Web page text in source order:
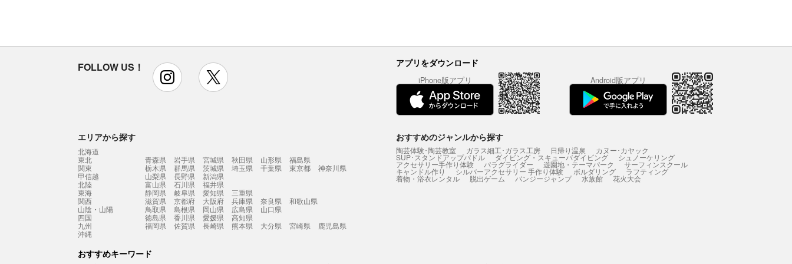
FOLLOW US！ instagram アプリをダウンロード
iPhone版アプリ Android版アプリ
エリアから探す
北海道
東北
青森県 岩手県 宮城県 秋田県 山形県
福島県
関東
栃木県 群馬県 茨城県 埼玉県 千葉県 東京都
神奈川県
甲信越
山梨県 長野県
新潟県
北陸
富山県 石川県
福井県
東海
静岡県 岐阜県 愛知県
三重県
関西
滋賀県 京都府 大阪府 兵庫県 奈良県
和歌山県
山陰・山陽
鳥取県 島根県 岡山県 広島県
山口県
四国
徳島県 香川県 愛媛県
高知県
九州
福岡県 佐賀県 長崎県 熊本県 大分県 宮崎県
鹿児島県
沖縄
おすすめのジャンルから探す
陶芸体験･陶芸教室 ガラス細工･ガラス工房 日帰り温泉 カヌー･カヤック
SUP･スタンドアップパドル ダイビング・スキューバダイビング シュノーケリング
アクセサリー手作り体験 パラグライダー 遊園地・テーマパーク サーフィンスクール
キャンドル作り シルバーアクセサリー 手作り体験 ボルダリング ラフティング
着物・浴衣レンタル 脱出ゲーム バンジージャンプ 水族館 花火大会
おすすめキーワード